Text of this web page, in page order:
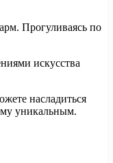
Прогуливаясь по
искусства
насладиться
уникальным.